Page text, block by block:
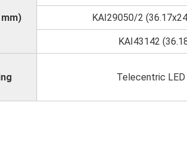
KAI29050/2
KAI43142
Telecentric